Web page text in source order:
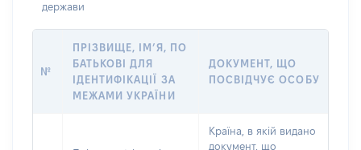
держави
№
ПРІЗВИЩЕ, ІМ’Я, ПО
БАТЬКОВІ ДЛЯ
ІДЕНТИФІКАЦІЇ ЗА
МЕЖАМИ УКРАЇНИ
ДОКУМЕНТ, ЩО
ПОСВІДЧУЄ ОСОБУ
Країна, в якій видано
документ, що